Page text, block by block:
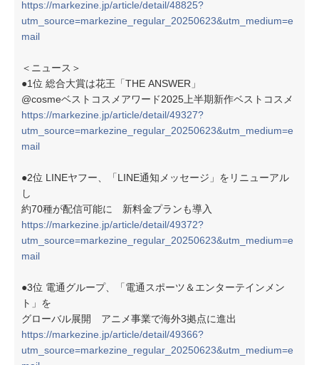
https://markezine.jp/article/detail/48825?
utm_source=markezine_regular_20250623&utm_medium=e
mail
＜ニュース＞
●1位 総合大賞は花王「THE ANSWER」
@cosmeベストコスメアワード2025上半期新作ベストコスメ
https://markezine.jp/article/detail/49327?
utm_source=markezine_regular_20250623&utm_medium=e
mail
●2位 LINEヤフー、「LINE通知メッセージ」をリニューアル
し
約70種が配信可能に 新料金プランも導入
https://markezine.jp/article/detail/49372?
utm_source=markezine_regular_20250623&utm_medium=e
mail
●3位 電通グループ、「電通スポーツ＆エンターテインメン
ト」を
グローバル展開 アニメ事業で海外3拠点に進出
https://markezine.jp/article/detail/49366?
utm_source=markezine_regular_20250623&utm_medium=e